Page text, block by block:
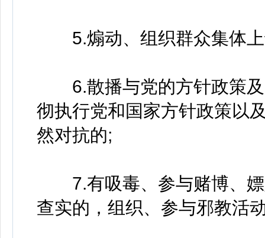
5.煽动、组织群众集体上
6.散播与党的方针政策及
彻执行党和国家方针政策以
然对抗的;
7.有吸毒、参与赌博、嫖
查实的，组织、参与邪教活